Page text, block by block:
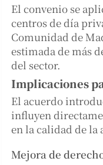
El convenio se
centros de día
Comunidad de
estimada de más
del sector.
Implicaciones
El acuerdo
influyen
en la calidad de la
Mejora de